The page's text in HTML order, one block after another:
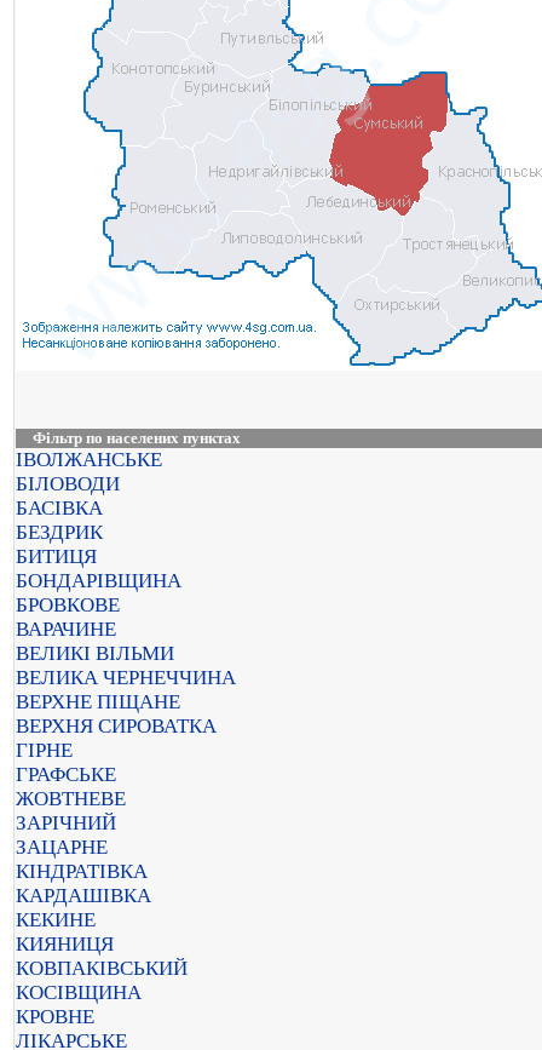
Фільтр по населених пунктах
ІВОЛЖАНСЬКЕ
БІЛОВОДИ
БАСІВКА
БЕЗДРИК
БИТИЦЯ
БОНДАРІВЩИНА
БРОВКОВЕ
ВАРАЧИНЕ
ВЕЛИКІ ВІЛЬМИ
ВЕЛИКА ЧЕРНЕЧЧИНА
ВЕРХНЕ ПІЩАНЕ
ВЕРХНЯ СИРОВАТКА
ГІРНЕ
ГРАФСЬКЕ
ЖОВТНЕВЕ
ЗАРІЧНИЙ
ЗАЦАРНЕ
КІНДРАТІВКА
КАРДАШІВКА
КЕКИНЕ
КИЯНИЦЯ
КОВПАКІВСЬКИЙ
КОСІВЩИНА
КРОВНЕ
ЛІКАРСЬКЕ